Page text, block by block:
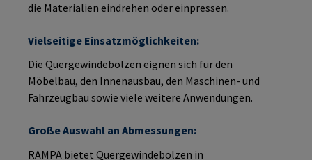
die Materialien eindrehen oder einpressen.
Vielseitige Einsatzmöglichkeiten:
Die Quergewindebolzen eignen sich für den
Möbelbau, den Innenausbau, den Maschinen- und
Fahrzeugbau sowie viele weitere Anwendungen.
Große Auswahl an Abmessungen:
RAMPA bietet Quergewindebolzen in